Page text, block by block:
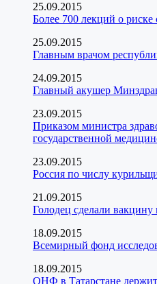
25.09.2015
Более 700 лекций о
25.09.2015
Главным врачом
24.09.2015
Главный акушер
23.09.2015
Приказом министра
государственной
23.09.2015
Россия по числу
21.09.2015
Голодец сделали
18.09.2015
Всемирный фонд
18.09.2015
ОНФ в Татарстане держит